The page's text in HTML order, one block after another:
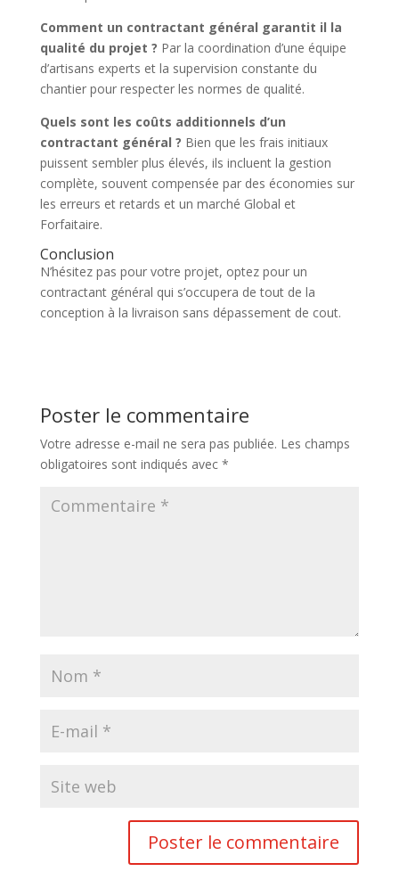
Comment un contractant général garantit il la
qualité du projet ? Par la coordination d’une équipe
d’artisans experts et la supervision constante du
chantier pour respecter les normes de qualité.
Quels sont les coûts additionnels d’un
contractant général ? Bien que les frais initiaux
puissent sembler plus élevés, ils incluent la gestion
complète, souvent compensée par des économies sur
les erreurs et retards et un marché Global et
Forfaitaire.
Conclusion
N’hésitez pas pour votre projet, optez pour un
contractant général qui s’occupera de tout de la
conception à la livraison sans dépassement de cout.
Poster le commentaire
Votre adresse e-mail ne sera pas publiée. Les champs
obligatoires sont indiqués avec *